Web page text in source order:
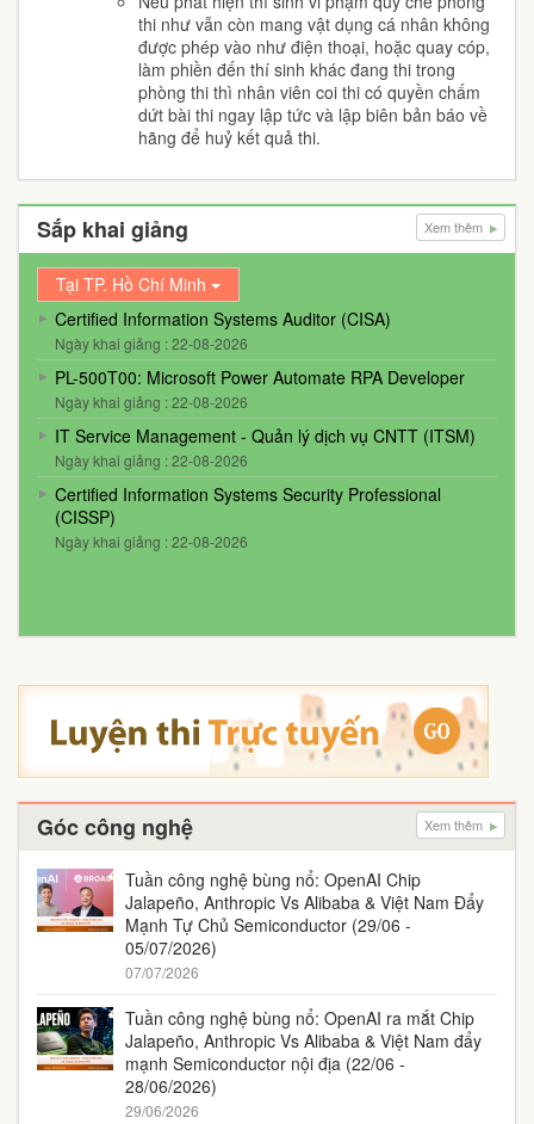
thi như vẫn còn mang vật dụng cá nhân không
được phép vào như điện thoại, hoặc quay cóp,
làm phiền đến thí sinh khác đang thi trong
phòng thi thì nhân viên coi thi có quyền chấm
dứt bài thi ngay lập tức và lập biên bản báo về
hãng để huỷ kết quả thi.
Sắp khai giảng Xem thêm
Tại TP. Hồ Chí Minh
Certified Information Systems Auditor (CISA)
Ngày khai giảng : 22-08-2026
PL-500T00: Microsoft Power Automate RPA Developer
Ngày khai giảng : 22-08-2026
IT Service Management - Quản lý dịch vụ CNTT (ITSM)
Ngày khai giảng : 22-08-2026
Certified Information Systems Security Professional
(CISSP)
Ngày khai giảng : 22-08-2026
Góc công nghệ Xem thêm
Tuần công nghệ bùng nổ: OpenAI Chip
Jalapeño, Anthropic Vs Alibaba & Việt Nam Đẩy
Mạnh Tự Chủ Semiconductor (29/06 -
05/07/2026)
07/07/2026
Tuần công nghệ bùng nổ: OpenAI ra mắt Chip
Jalapeño, Anthropic Vs Alibaba & Việt Nam đẩy
mạnh Semiconductor nội địa (22/06 -
28/06/2026)
29/06/2026